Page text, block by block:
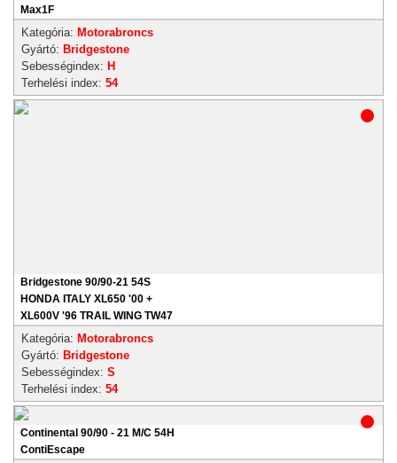
Max1F
Kategória: Motorabroncs
Gyártó: Bridgestone
Sebességindex: H
Terhelési index: 54
Bridgestone 90/90-21 54S
HONDA ITALY XL650 '00 +
XL600V '96 TRAIL WING TW47
Kategória: Motorabroncs
Gyártó: Bridgestone
Sebességindex: S
Terhelési index: 54
Continental 90/90 - 21 M/C 54H
ContiEscape